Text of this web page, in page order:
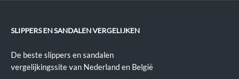
SLIPPERS EN SANDALEN VERGELIJKEN
De beste slippers en sandalen
vergelijkingssite van Nederland en België